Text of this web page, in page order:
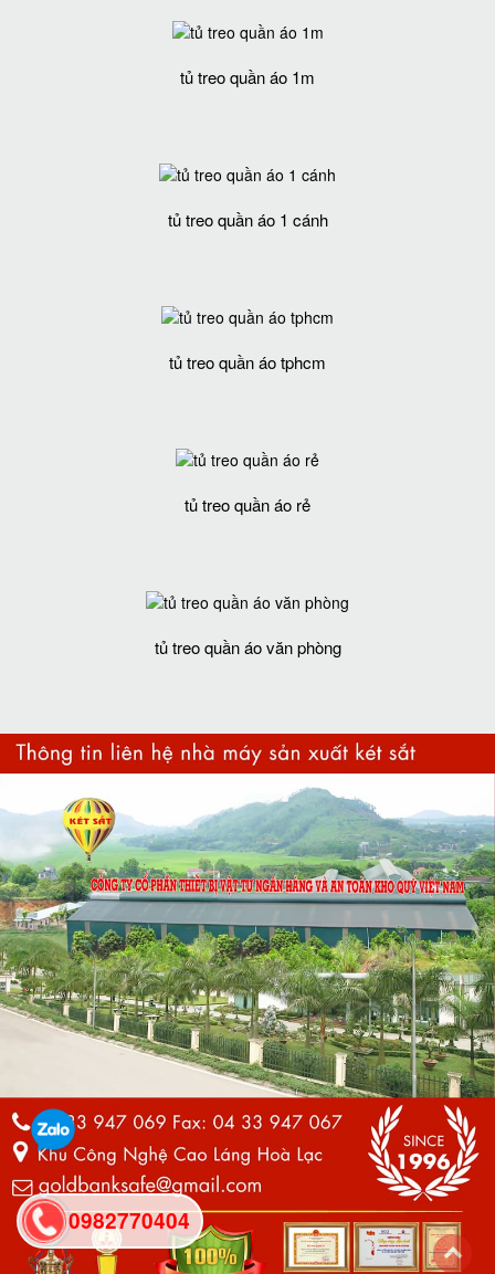
tủ treo quần áo 1m
tủ treo quần áo 1 cánh
tủ treo quần áo tphcm
tủ treo quần áo rẻ
tủ treo quần áo văn phòng
0982770404